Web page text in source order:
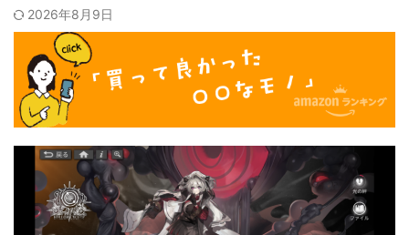
2026年8月9日